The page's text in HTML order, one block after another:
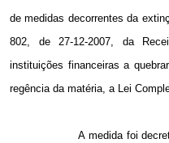
de medidas decorrentes da
802, de 27-12-2007, da
instituições financeiras a
regência da matéria, a Lei
A medida foi